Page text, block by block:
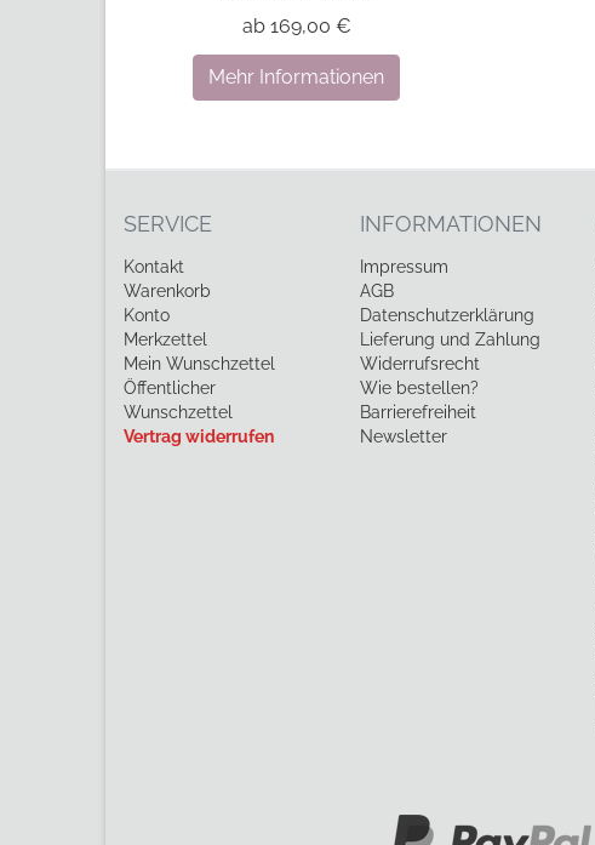
ab 169,00 €
Mehr Informationen
SERVICE
Kontakt
Warenkorb
Konto
Merkzettel
Mein Wunschzettel
Öffentlicher
Wunschzettel
Vertrag widerrufen
INFORMATIONEN
Impressum
AGB
Datenschutzerklärung
Lieferung und Zahlung
Widerrufsrecht
Wie bestellen?
Barrierefreiheit
Newsletter